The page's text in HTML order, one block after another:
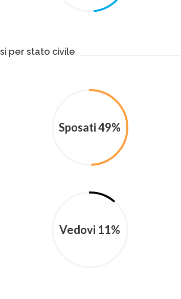
per stato civile
Sposati 49%
Vedovi 11%